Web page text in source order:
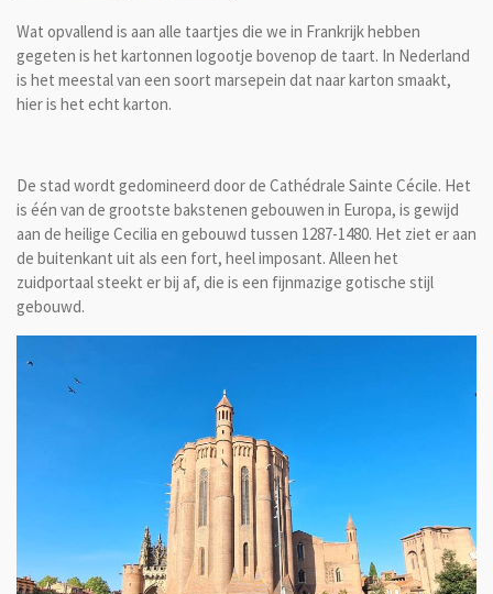
Wat opvallend is aan alle taartjes die we in Frankrijk hebben
gegeten is het kartonnen logootje bovenop de taart. In Nederland
is het meestal van een soort marsepein dat naar karton smaakt,
hier is het echt karton.
De stad wordt gedomineerd door de Cathédrale Sainte Cécile. Het
is één van de grootste bakstenen gebouwen in Europa, is gewijd
aan de heilige Cecilia en gebouwd tussen 1287-1480. Het ziet er aan
de buitenkant uit als een fort, heel imposant. Alleen het
zuidportaal steekt er bij af, die is een fijnmazige gotische stijl
gebouwd.